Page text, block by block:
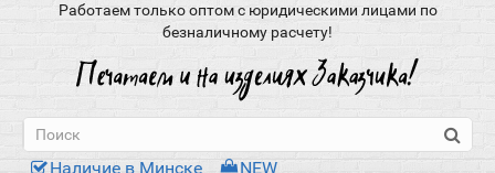
Работаем только оптом с юридическими лицами по
безналичному расчету!
Наличие в Минске NEW